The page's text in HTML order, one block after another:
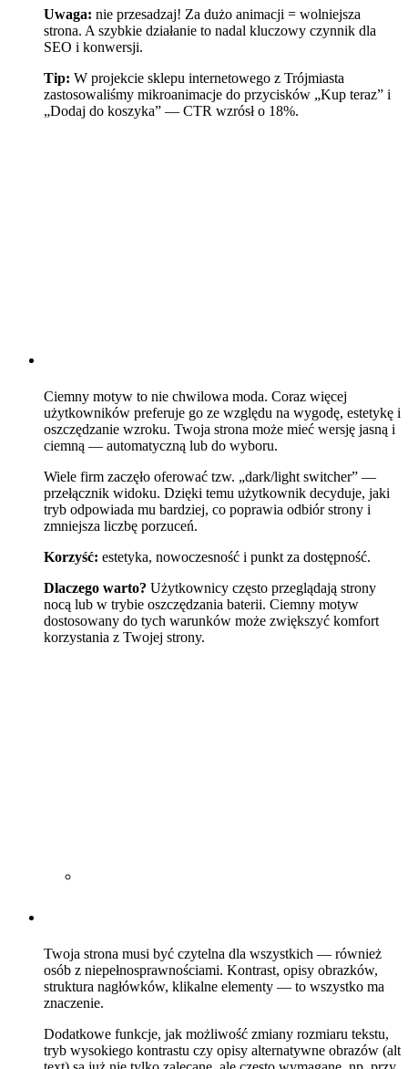
Uwaga: nie przesadzaj! Za dużo animacji = wolniejsza
strona. A szybkie działanie to nadal kluczowy czynnik dla
SEO i konwersji.
Tip: W projekcie sklepu internetowego z Trójmiasta
zastosowaliśmy mikroanimacje do przycisków „Kup teraz” i
„Dodaj do koszyka” — CTR wzrósł o 18%.
Ciemny motyw to nie chwilowa moda. Coraz więcej
użytkowników preferuje go ze względu na wygodę, estetykę i
oszczędzanie wzroku. Twoja strona może mieć wersję jasną i
ciemną — automatyczną lub do wyboru.
Wiele firm zaczęło oferować tzw. „dark/light switcher” —
przełącznik widoku. Dzięki temu użytkownik decyduje, jaki
tryb odpowiada mu bardziej, co poprawia odbiór strony i
zmniejsza liczbę porzuceń.
Korzyść: estetyka, nowoczesność i punkt za dostępność.
Dlaczego warto? Użytkownicy często przeglądają strony
nocą lub w trybie oszczędzania baterii. Ciemny motyw
dostosowany do tych warunków może zwiększyć komfort
korzystania z Twojej strony.
Twoja strona musi być czytelna dla wszystkich — również
osób z niepełnosprawnościami. Kontrast, opisy obrazków,
struktura nagłówków, klikalne elementy — to wszystko ma
znaczenie.
Dodatkowe funkcje, jak możliwość zmiany rozmiaru tekstu,
tryb wysokiego kontrastu czy opisy alternatywne obrazów (alt